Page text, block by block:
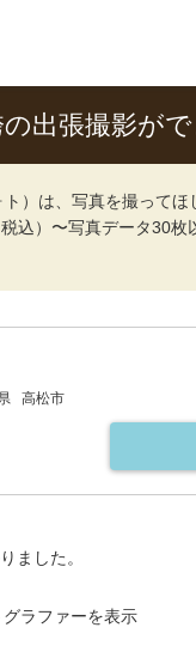
出張撮影が
）は、写真を撮ってほ
込）〜写真データ30枚
高松市
ました。
ラファーを表示